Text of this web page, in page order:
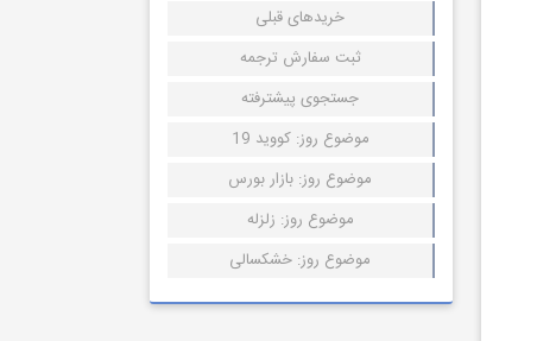
خریدهای قبلی
ثبت سفارش ترجمه
جستجوی پیشترفته
موضوع روز: کووید 19
موضوع روز: بازار بورس
موضوع روز: زلزله
موضوع روز: خشکسالی